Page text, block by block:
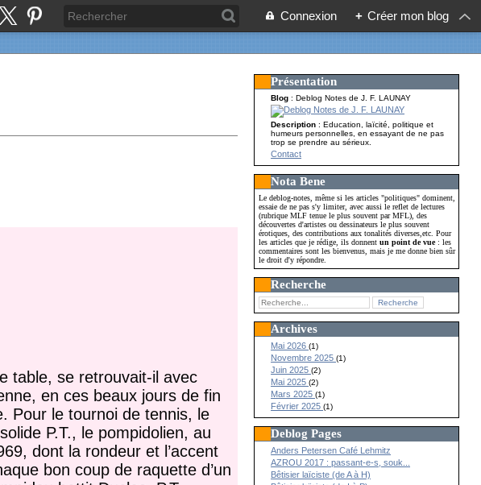
Connexion + Créer mon blog
table, se retrouvait-il avec
en ces beaux jours de fin
Pour le tournoi de tennis, le
P.T., le pompidolien, au
dont la rondeur et l’accent
bon coup de raquette d’un
Présentation
Blog : Deblog Notes de J. F. LAUNAY
Description: Education, laïcité, politique et
humeurs personnelles, en essayant de ne pas
trop se prendre au sérieux.
Contact
Nota Bene
Le deblog-notes, même si les articles "politiques" dominent,
essaie de ne pas s'y limiter, avec aussi le reflet de lectures
(rubrique MLF tenue le plus souvent par MFL), des
découvertes d'artistes ou dessinateurs le plus souvent
érotiques, des contributions aux tonalités diverses,etc. Pour
les articles que je rédige, ils donnentun point de vue: les
commentaires sont les bienvenus, mais je me donne bien sûr
le droit d'y répondre.
Recherche
Archives
Mai 2026(1)
Novembre 2025(1)
Juin 2025(2)
Mai 2025(2)
Mars 2025(1)
Février 2025(1)
Deblog Pages
Anders Petersen Café Lehmitz
AZROU 2017 : passant-e-s, souk...
Bêtisier laïciste (de A à H)